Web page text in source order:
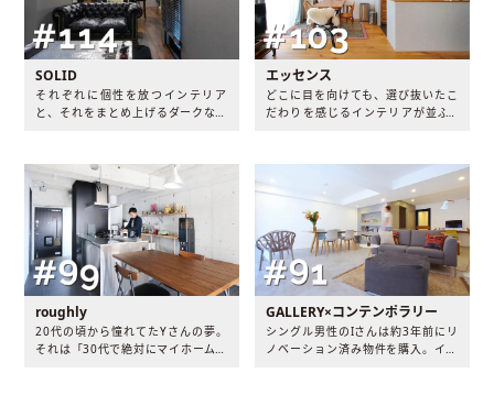
SOLID
それぞれに個性を放つインテリア
と、それをまとめ上げるダークな色
い『男の城』を完成させました。
エッセンス
どこに目を向けても、選び抜いたこ
だわりを感じるインテリアが並ぶH
しいからやめて！」と笑います。飾
らない笑顔が素敵なHさんが丁寧に
作り込んだお部屋は、訪れた人を心
からリラックスさせてくれるような
空間でした。
roughly
20代の頃から憧れてたYさんの夢。
それは「30代で絶対にマイホームを
GALLERY×コンテンポラリー
シングル男性のIさんは約3年前にリ
ノベーション済み物件を購入。イン